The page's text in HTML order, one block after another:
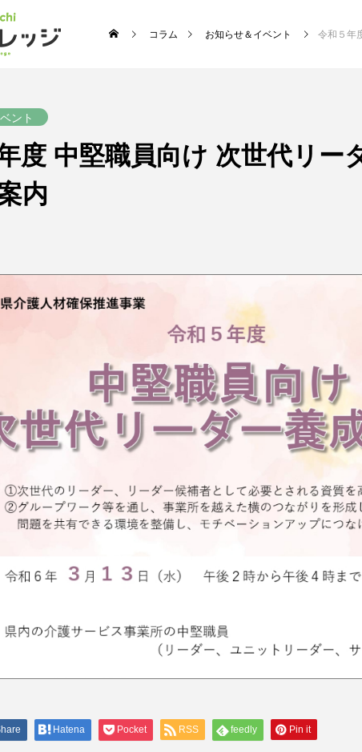
コラム お知らせ＆イベント 令和５年度 中堅
ント
度 中堅職員向け 次世代リー
内
Hatena Pocket RSS feedly Pin it